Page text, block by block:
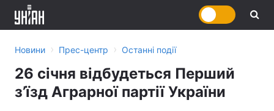
Новини › Прес-центр › Останні події
26 січня відбудеться Перший
з’їзд Аграрної партії України